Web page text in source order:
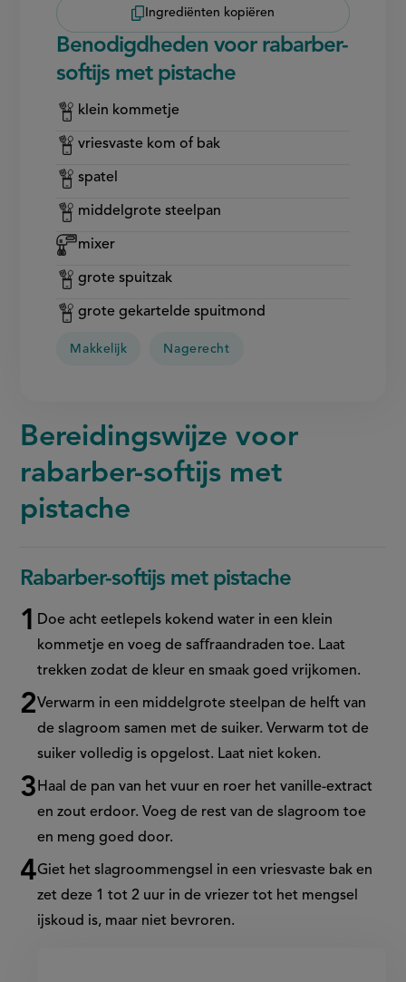
Ingrediënten kopiëren
Benodigdheden voor rabarber-
softijs met pistache
klein kommetje
vriesvaste kom of bak
spatel
middelgrote steelpan
mixer
grote spuitzak
grote gekartelde spuitmond
Makkelijk Nagerecht
Bereidingswijze voor
rabarber-softijs met
pistache
Rabarber-softijs met pistache
Doe acht eetlepels kokend water in een klein
kommetje en voeg desaﬀraandraden toe. Laat
trekken zodat de kleur en smaak goed vrijkomen.
Verwarm in een middelgrote steelpan de helft van
de slagroom samen met de suiker. Verwarm tot de
suiker volledig is opgelost. Laat niet koken.
Haal de pan van het vuur en roer het vanille-extract
en zout erdoor. Voeg de rest van de slagroom toe
en meng goed door.
Giet het slagroommengsel in eenvriesvaste bak en
zet deze 1 tot 2 uur in de vriezer tot het mengsel
ijskoud is, maar niet bevroren.